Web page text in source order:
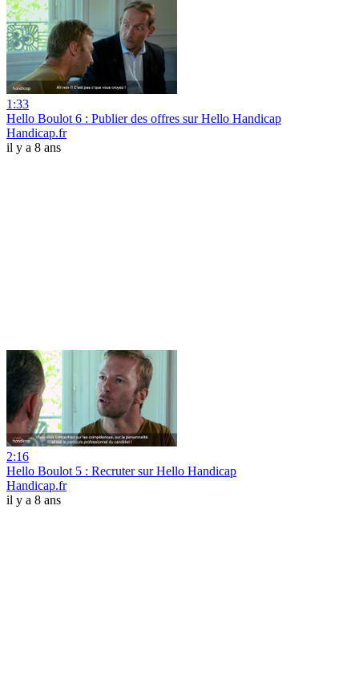
1:33
Hello Boulot 6 : Publier des offres sur Hello Handicap
Handicap.fr
il y a 8 ans
2:16
Hello Boulot 5 : Recruter sur Hello Handicap
Handicap.fr
il y a 8 ans